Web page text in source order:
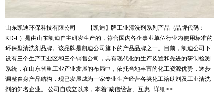
山东凯迪环保科技有限公司——【凯迪】牌工业清洗剂系列产品（品牌代码：
KD-L）是由山东凯迪自主研发生产的，符合国内各企事业单位行业内使用标准的
环保型清洗剂品牌。该品牌是凯迪公司旗下的产品品牌之一。目前，凯迪公司下
设有三个生产工业区和三个销售公司，具有现代化的生产装置和先进的研制检测
系统，在山东省重工业产业发展的布局中，依托当地丰富的化工资源优势，逐步
调整自身产品结构，现已发展成为一家专业生产经营各类化工溶助剂及工业清洗
剂的知名企业。 公司自成立以来，本着“诚信经营、互惠... 详细>>